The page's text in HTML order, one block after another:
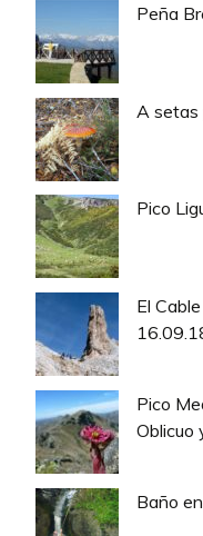
Peña
A setas
Pico
El
Pico
Oblicuo
Baño